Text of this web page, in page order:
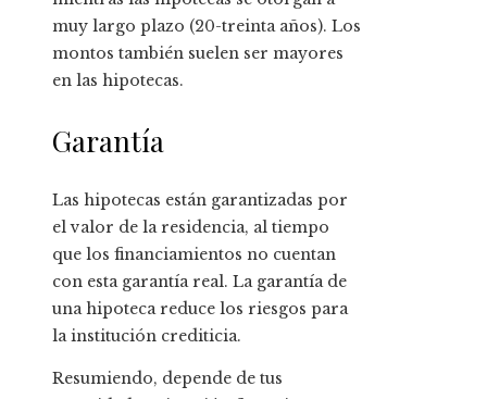
muy largo plazo (20-treinta años). Los
montos también suelen ser mayores
en las hipotecas.
Garantía
Las hipotecas están garantizadas por
el valor de la residencia, al tiempo
que los financiamientos no cuentan
con esta garantía real. La garantía de
una hipoteca reduce los riesgos para
la institución crediticia.
Resumiendo, depende de tus